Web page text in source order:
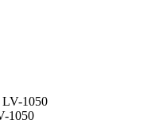
LV-1050
1050